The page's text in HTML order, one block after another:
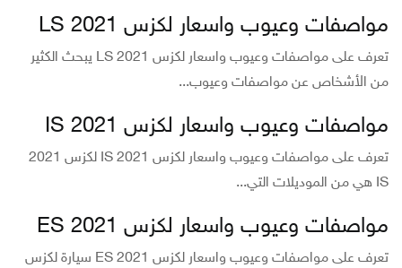
مواصفات وعيوب واسعار لكزس LS 2021
تعرف على مواصفات وعيوب واسعار لكزس LS 2021 يبحث الكثير
من الأشخاص عن مواصفات وعيوب...
مواصفات وعيوب واسعار لكزس IS 2021
تعرف على مواصفات وعيوب واسعار لكزس IS 2021 لكزس 2021
IS هي من الموديلات التي...
مواصفات وعيوب واسعار لكزس ES 2021
تعرف على مواصفات وعيوب واسعار لكزس ES 2021 سيارة لكزس